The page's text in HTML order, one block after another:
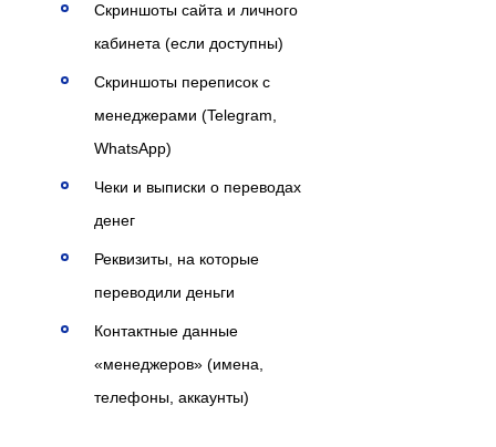
Скриншоты сайта и личного
кабинета (если доступны)
Скриншоты переписок с
менеджерами (Telegram,
WhatsApp)
Чеки и выписки о переводах
денег
Реквизиты, на которые
переводили деньги
Контактные данные
«менеджеров» (имена,
телефоны, аккаунты)